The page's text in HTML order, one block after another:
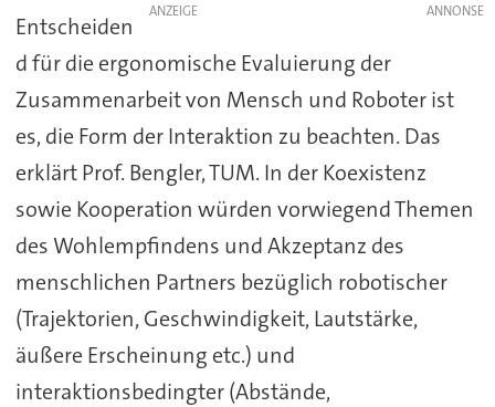
ANZEIGE
Entscheiden
d für die ergonomische Evaluierung der
Zusammenarbeit von Mensch und Roboter ist
es, die Form der Interaktion zu beachten. Das
erklärt Prof. Bengler, TUM. In der Koexistenz
sowie Kooperation würden vorwiegend Themen
des Wohlempfindens und Akzeptanz des
menschlichen Partners bezüglich robotischer
(Trajektorien, Geschwindigkeit, Lautstärke,
äußere Erscheinung etc.) und
interaktionsbedingter (Abstände,